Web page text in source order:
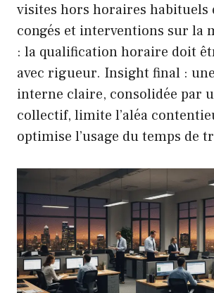
visites hors horaires habituels
congés et interventions sur la
: la qualification horaire doit
avec rigueur. Insight final :
interne claire, consolidée par
collectif, limite l’aléa
optimise l’usage du temps de